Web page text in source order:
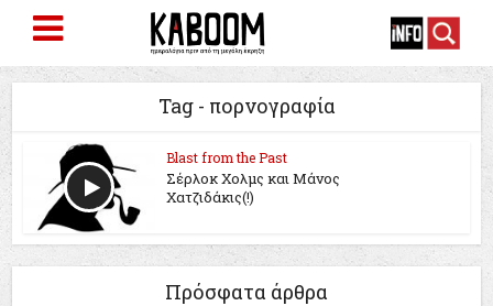
Tag - πορνογραφία
Blast from the Past
Σέρλοκ Χολμς και Μάνος
Χατζιδάκις(!)
Πρόσφατα άρθρα